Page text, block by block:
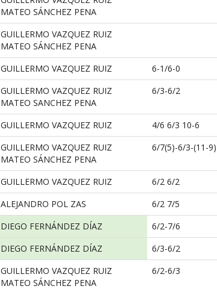
MATEO SÁNCHEZ PENA
GUILLERMO VAZQUEZ RUIZ
MATEO SÁNCHEZ PENA
GUILLERMO VAZQUEZ RUIZ
6-1/6-0
GUILLERMO VAZQUEZ RUIZ
MATEO SANCHEZ PENA
6/3-6/2
GUILLERMO VAZQUEZ RUIZ
4/6 6/3 10-6
GUILLERMO VAZQUEZ RUIZ
MATEO SÁNCHEZ PENA
6/7(5)-6/3-(11-9)
GUILLERMO VAZQUEZ RUIZ
6/2 6/2
ALEJANDRO POL ZAS
6/2 7/5
DIEGO FERNÁNDEZ DÍAZ
6/2-7/6
DIEGO FERNÁNDEZ DÍAZ
6/3-6/2
GUILLERMO VAZQUEZ RUIZ
MATEO SÁNCHEZ PENA
6/2-6/3